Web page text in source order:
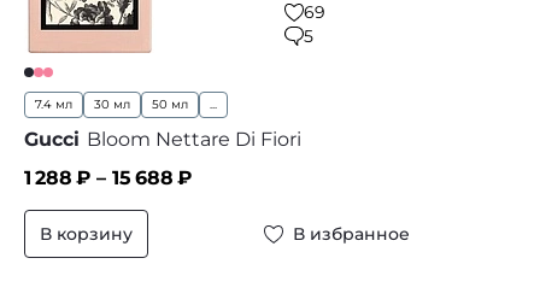
69
5
7.4 мл 30 мл 50 мл ...
Gucci Bloom Nettare Di Fiori
1 288 ₽ – 15 688 ₽
В корзину В избранное